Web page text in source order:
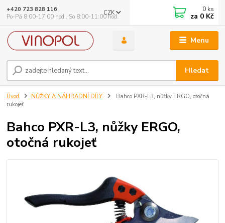
Menu
CZK
Hledat
+420 723 828 116
Po-Pá 8:00-17:00 hod., So 8:00-11:00 hod.
0 ks
za 0 Kč
Úvod NŮŽKY A NÁHRADNÍ DÍLY
Bahco PXR-L3, nůžky ERGO, otočná
rukojeť
Bahco PXR-L3, nůžky ERGO,
otočná rukojeť